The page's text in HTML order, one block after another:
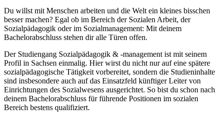
Du willst mit Menschen arbeiten und die Welt ein kleines bisschen
besser machen? Egal ob im Bereich der Sozialen Arbeit, der
Sozialpädagogik oder im Sozialmanagement: Mit deinem
Bachelorabschluss stehen dir alle Türen offen.
Der Studiengang Sozialpädagogik & -management ist mit seinem
Profil in Sachsen einmalig. Hier wirst du nicht nur auf eine spätere
sozialpädagogische Tätigkeit vorbereitet, sondern die Studieninhalte
sind insbesondere auch auf das Einsatzfeld künftiger Leiter von
Einrichtungen des Sozialwesens ausgerichtet. So bist du schon nach
deinem Bachelorabschluss für führende Positionen im sozialen
Bereich bestens qualifiziert.